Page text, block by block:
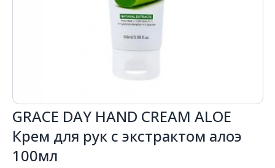
GRACE DAY HAND CREAM ALOE
Крем для рук с экстрактом алоэ
100мл